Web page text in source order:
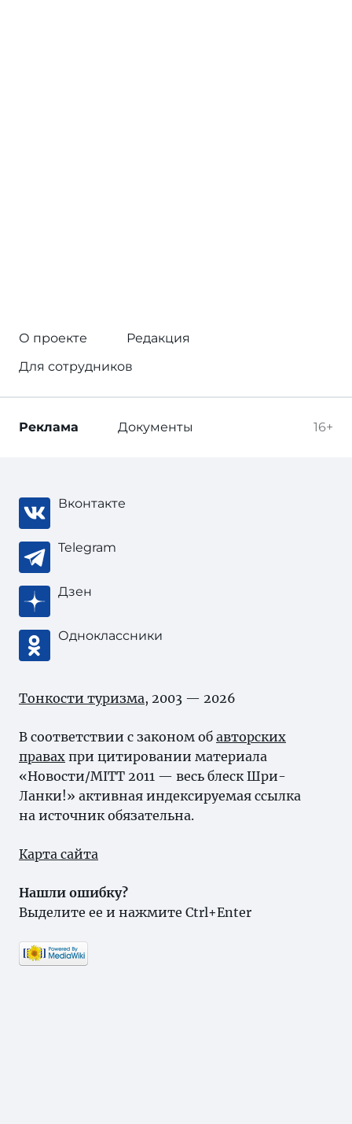
О проекте
Редакция
Для сотрудников
16+
Реклама Документы
Вконтакте
Telegram
Дзен
Одноклассники
Тонкости туризма, 2003 — 2026
В соответствии с законом об авторских
правах при цитировании материала
«Новости/MITT 2011 — весь блеск Шри-
Ланки!» активная индексируемая ссылка
на источник обязательна.
Карта сайта
Нашли ошибку?
Выделите ее и нажмите Ctrl+Enter